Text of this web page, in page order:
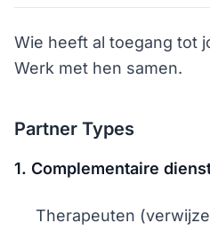
Wie heeft al toegang tot
Werk met hen samen.
Partner Types
1. Complementaire
Therapeuten